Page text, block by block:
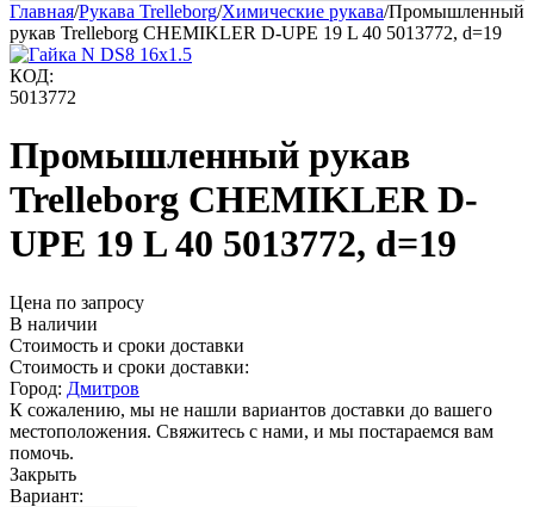
Главная/Рукава Trelleborg/Химические рукава/Промышленный
рукав Trelleborg CHEMIKLER D-UPE 19 L 40 5013772, d=19
КОД:
5013772
Промышленный рукав
Trelleborg CHEMIKLER D-
UPE 19 L 40 5013772, d=19
Цена по запросу
В наличии
Стоимость и сроки доставки
Стоимость и сроки доставки:
Город: Дмитров
К сожалению, мы не нашли вариантов доставки до вашего
местоположения. Свяжитесь с нами, и мы постараемся вам
помочь.
Закрыть
Вариант: